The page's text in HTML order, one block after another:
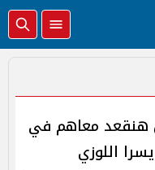
هنقعد معاهم في
اللوزي